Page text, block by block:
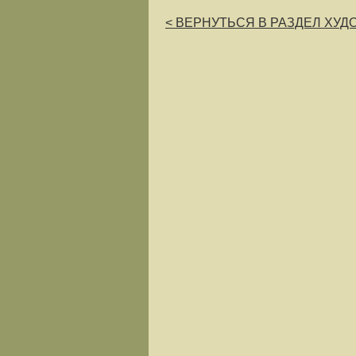
< ВЕРНУТЬСЯ В РАЗДЕЛ